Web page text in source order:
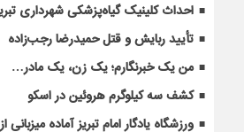
احداث کلینیک گیاه‌پزشکی شهرداری
تأیید ربایش و قتل حمیدرضا رجب‌زاده
من یک خبرنگارم؛ یک زن، یک مادر…
کشف سه کیلوگرم هروئین در اسکو
ورزشگاه یادگار امام تبریز آماده میزبانی